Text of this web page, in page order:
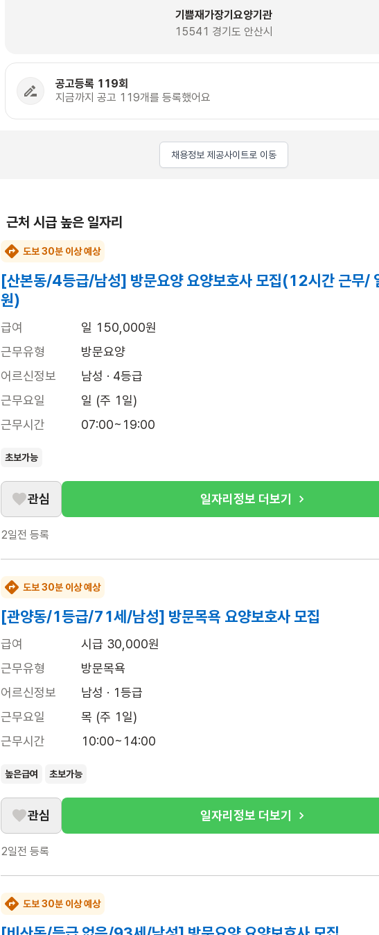
기쁨재가장기요양기관
15541 경기도 안산시
공고등록 119회
지금까지 공고 119개를 등록했어요
채용정보 제공사이트로 이동
근처 시급 높은 일자리
도보 30분 이상 예상
[산본동/4등급/남성] 방문요양 요양보호사 모집(12시간 근무/
원)
급여
일 150,000원
근무유형
방문요양
어르신정보
남성 · 4등급
근무요일
일 (주 1일)
근무시간
07:00~19:00
초보가능
관심 일자리정보 더보기
2일전 등록
도보 30분 이상 예상
[관양동/1등급/71세/남성] 방문목욕 요양보호사 모집
급여
시급 30,000원
근무유형
방문목욕
어르신정보
남성 · 1등급
근무요일
목 (주 1일)
근무시간
10:00~14:00
높은급여 초보가능
관심 일자리정보 더보기
2일전 등록
도보 30분 이상 예상